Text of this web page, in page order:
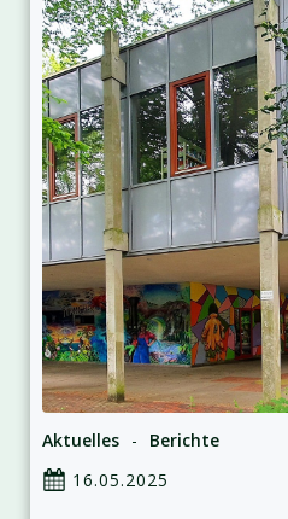
Aktuelles -
Berichte
16.05.2025